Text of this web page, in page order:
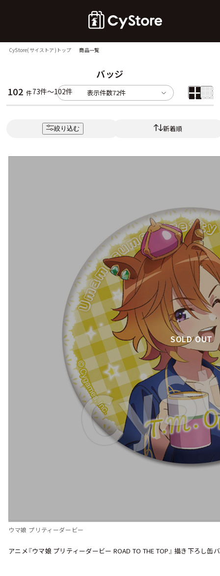
CyStore(サイストア)トップ 商品一覧
バッジ
102 件73件～102件 表示件数72件
絞り込む 新着順
SOLD OUT
ウマ娘 プリティーダービー
アニメ『ウマ娘 プリティーダービー ROAD TO THE TOP』 描き下ろし缶